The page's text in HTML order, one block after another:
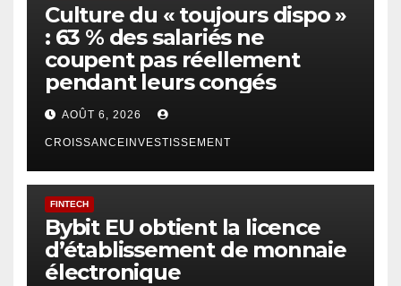
Culture du « toujours dispo »
: 63 % des salariés ne
coupent pas réellement
pendant leurs congés
AOÛT 6, 2026
CROISSANCEINVESTISSEMENT
FINTECH
Bybit EU obtient la licence
d’établissement de monnaie
électronique